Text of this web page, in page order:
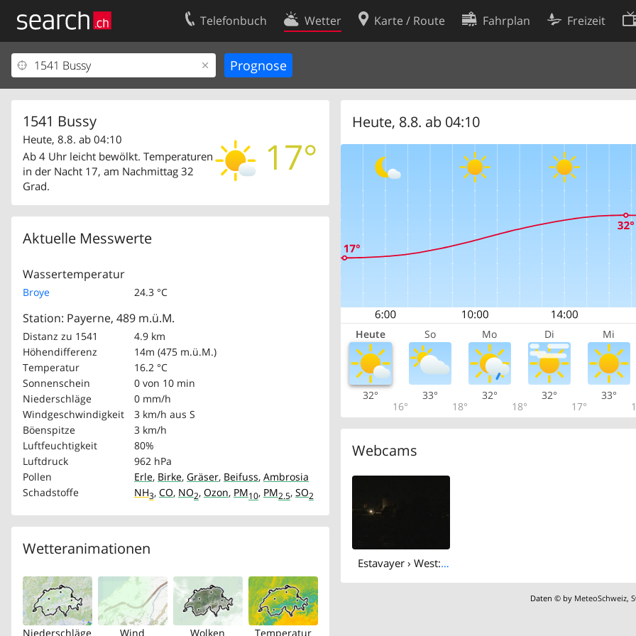
Telefonbuch Wetter Karte / Route Fahrplan Freizeit
1541 Bussy
17°
Heute, 8.8. ab 04:10
Ab 4 Uhr leicht bewölkt. Temperaturen
in der Nacht 17, am Nachmittag 32
Grad.
Aktuelle Messwerte
Wassertemperatur
Broye 24.3 °C
Station: Payerne, 489 m.ü.M.
Distanz zu 1541
4.9 km
Höhendifferenz
14m (475 m.ü.M.)
Temperatur
16.2 °C
Sonnenschein
0 von 10 min
Niederschläge
0 mm/h
Windgeschwindigkeit
3 km/h aus S
Böenspitze
3 km/h
Luftfeuchtigkeit
80%
Luftdruck
962 hPa
Pollen
Erle, Birke, Gräser, Beifuss, Ambrosia
Schadstoffe
NH3, CO, NO2, Ozon, PM10, PM2.5, SO2
Wetteranimationen
Niederschläge Wind Wolken Temperatur
Heute, 8.8. ab 04:10
Heute So Mo Di Mi
32°
16°
33°
18°
32°
18°
32°
17°
33°
Webcams
Estavayer › West: Château d'Estavayer-le-Lac - Estavayer-le-Lac
Daten © by MeteoSchweiz,
Ihr Eintrag
Kundencenter Geschäftskunden
Kontakt
Nutzungsbedingungen
Cookie-Einstellungen